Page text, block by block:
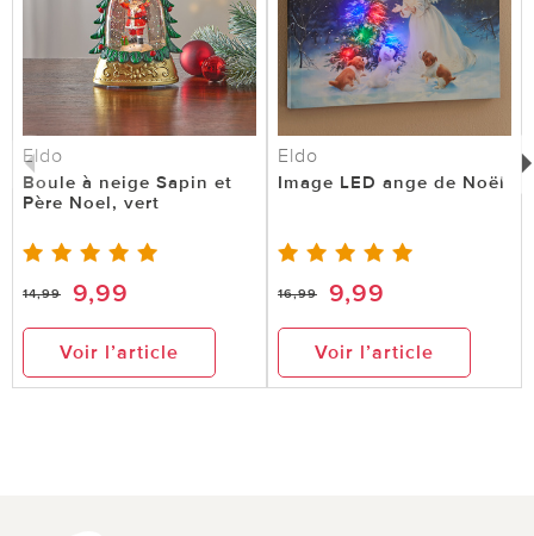
Eldo
Boule à neige Sapin et
Père Noel, vert
14,99 9,99
Voir l’article
Eldo
Image LED ange de Noël
16,99 9,99
Voir l’article